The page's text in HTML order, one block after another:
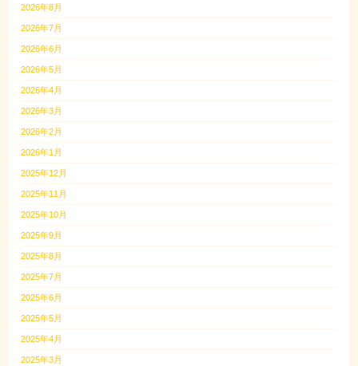
2026年8月
2026年7月
2026年6月
2026年5月
2026年4月
2026年3月
2026年2月
2026年1月
2025年12月
2025年11月
2025年10月
2025年9月
2025年8月
2025年7月
2025年6月
2025年5月
2025年4月
2025年3月